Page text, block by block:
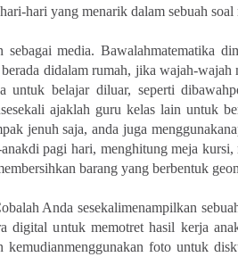
hari yang menarik dalam sebuah soal
media. Bawalahmatematika
didalam rumah, jika wajah-wajah
untuk belajar diluar, seperti
ajaklah guru kelas lain untuk
jenuh saja, anda juga
pagi hari, menghitung meja
barang yang berbentuk
Anda sesekalimenampilkan
digital untuk memotret hasil kerja
kemudianmenggunakan foto untuk